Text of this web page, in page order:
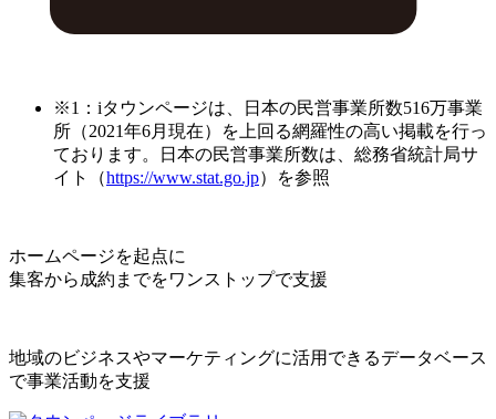
※1：iタウンページは、日本の民営事業所数516万事業
所（2021年6月現在）を上回る網羅性の高い掲載を行っ
ております。日本の民営事業所数は、総務省統計局サ
イト（https://www.stat.go.jp）を参照
ホームページを起点に
集客から成約までをワンストップで支援
地域のビジネスやマーケティングに活用できるデータベース
で事業活動を支援